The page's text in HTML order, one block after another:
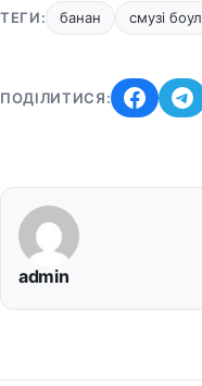
ТЕГИ: банан смузі боул
ПОДІЛИТИСЯ:
admin